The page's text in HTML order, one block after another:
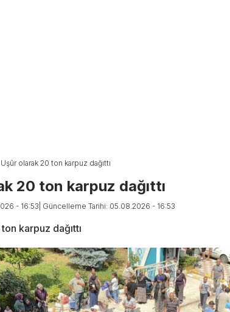
Uşûr olarak 20 ton karpuz dağıttı
20 ton karpuz dağıttı
- 16:53 | Güncelleme Tarihi: 05.08.2026 - 16:53
karpuz dağıttı